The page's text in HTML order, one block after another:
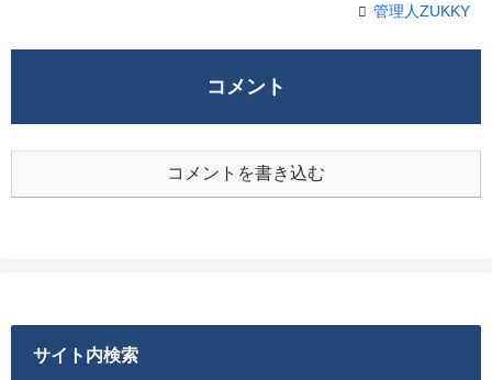
管理人ZUKKY
コメント
コメントを書き込む
サイト内検索